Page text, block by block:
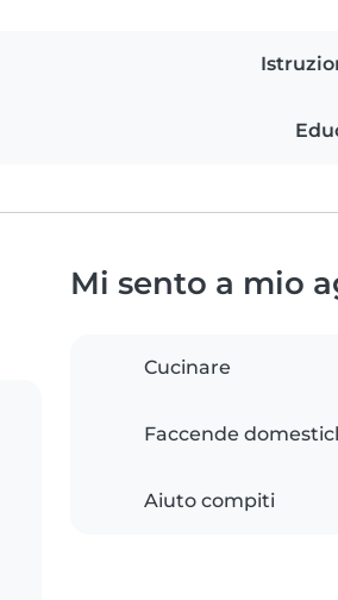
Mi sento a mio
Cucinare
Faccende
Aiuto compiti